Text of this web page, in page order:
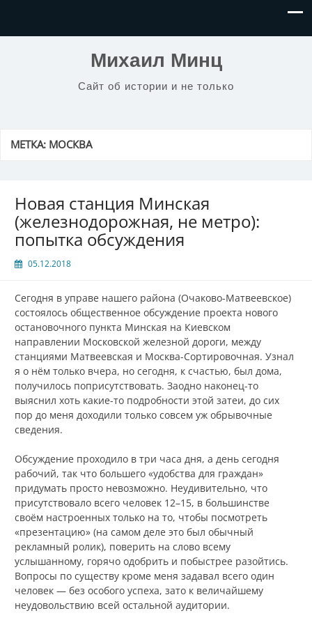
Михаил Минц
Сайт об истории и не только
МЕТКА: МОСКВА
Новая станция Минская
(железнодорожная, не метро):
попытка обсуждения
05.12.2018
Сегодня в управе нашего района (Очаково-Матвеевское)
состоялось общественное обсуждение проекта нового
остановочного пункта Минская на Киевском
направлении Московской железной дороги, между
станциями Матвеевская и Москва-Сортировочная. Узнал
я о нём только вчера, но сегодня, к счастью, был дома,
получилось поприсутствовать. Заодно наконец-то
выяснил хоть какие-то подробности этой затеи, до сих
пор до меня доходили только совсем уж обрывочные
сведения.
Обсуждение проходило в три часа дня, а день сегодня
рабочий, так что большего «удобства для граждан»
придумать просто невозможно. Неудивительно, что
присутствовало всего человек 12–15, в большинстве
своём настроенных только на то, чтобы посмотреть
«презентацию» (на самом деле это был обычный
рекламный ролик), поверить на слово всему
услышанному, горячо одобрить и побыстрее разойтись.
Вопросы по существу кроме меня задавал всего один
человек — без особого успеха, зато к величайшему
неудовольствию всей остальной аудитории.